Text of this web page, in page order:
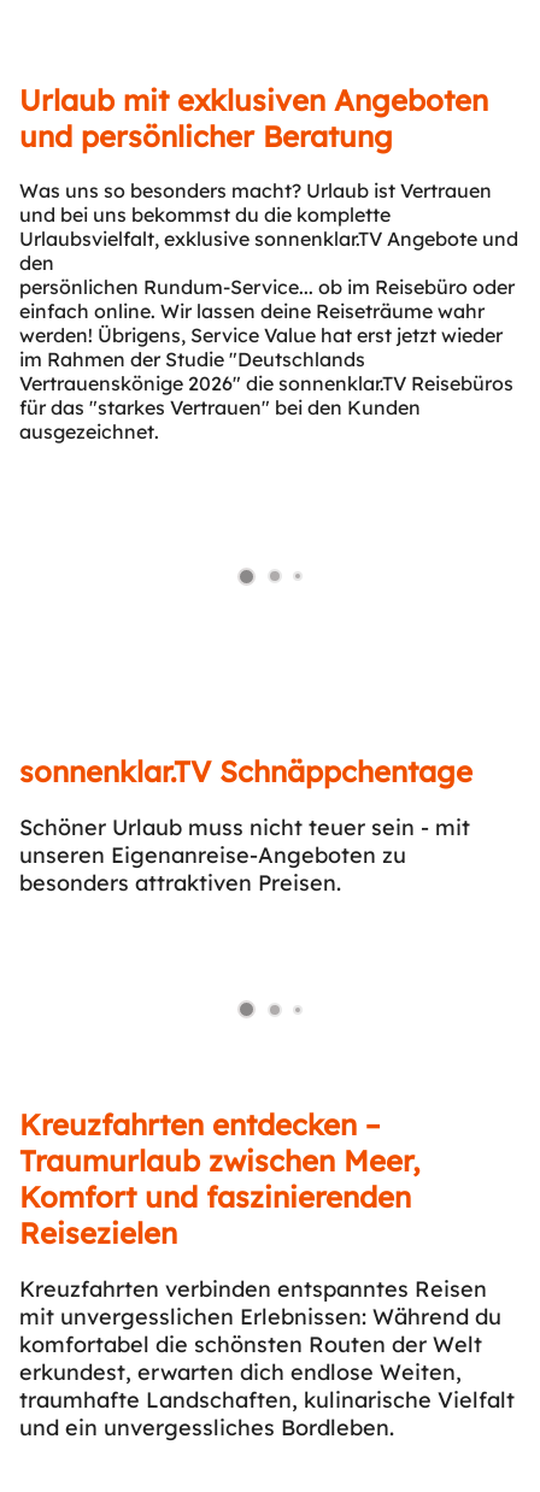
Urlaub mit exklusiven Angeboten
und persönlicher Beratung
Was uns so besonders macht? Urlaub ist Vertrauen
und bei uns bekommst du die komplette
Urlaubsvielfalt, exklusive sonnenklar.TV Angebote und
den
persönlichen Rundum-Service... ob im Reisebüro oder
einfach online. Wir lassen deine Reiseträume wahr
werden! Übrigens, Service Value hat erst jetzt wieder
im Rahmen der Studie "Deutschlands
Vertrauenskönige 2026" die sonnenklar.TV Reisebüros
für das "starkes Vertrauen" bei den Kunden
ausgezeichnet.
sonnenklar.TV Schnäppchentage
Schöner Urlaub muss nicht teuer sein - mit
unseren Eigenanreise-Angeboten zu
besonders attraktiven Preisen.
Kreuzfahrten entdecken –
Traumurlaub zwischen Meer,
Komfort und faszinierenden
Reisezielen
Kreuzfahrten verbinden entspanntes Reisen
mit unvergesslichen Erlebnissen: Während du
komfortabel die schönsten Routen der Welt
erkundest, erwarten dich endlose Weiten,
traumhafte Landschaften, kulinarische Vielfalt
und ein unvergessliches Bordleben.